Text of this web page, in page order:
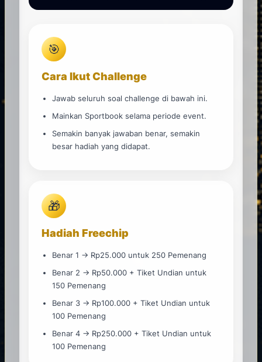
🎯
Cara Ikut Challenge
Jawab seluruh soal challenge di bawah ini.
Mainkan Sportbook selama periode event.
Semakin banyak jawaban benar, semakin
besar hadiah yang didapat.
🎁
Hadiah Freechip
Benar 1 → Rp25.000 untuk 250 Pemenang
Benar 2 → Rp50.000 + Tiket Undian untuk
150 Pemenang
Benar 3 → Rp100.000 + Tiket Undian untuk
100 Pemenang
Benar 4 → Rp250.000 + Tiket Undian untuk
100 Pemenang